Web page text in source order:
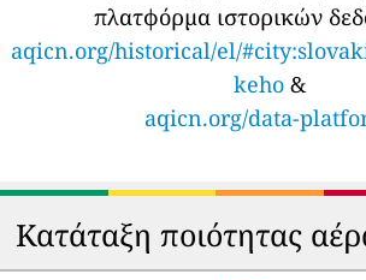
πλατφόρμα ιστορικών
aqicn.org/historical/el/
keho &
aqicn.org/data-
Κατάταξη ποιότητας